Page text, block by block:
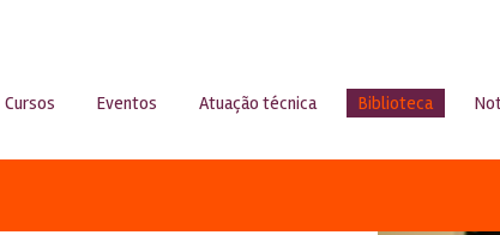
Cursos Eventos Atuação técnica Biblioteca